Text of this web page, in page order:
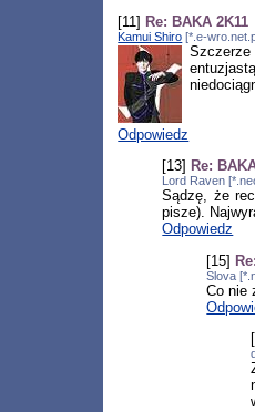
[11] Re: BAKA 2K11
Kamui Shiro [*.e-
Szczerze
Odpowiedz
[13] Re:
Lord Raven
Sądzę, że
pisze).
Odpowiedz
[15]
Slova
Co nie